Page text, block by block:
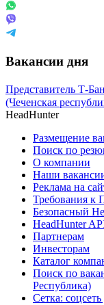
Вакансии дня
Представитель Т-
(Чеченская
HeadHunter
Размещение
Поиск по
О компании
Наши
Реклама на
Требования к
Безопасный
HeadHunter
Партнерам
Инвесторам
Каталог
Поиск по
Республика)
Сетка: